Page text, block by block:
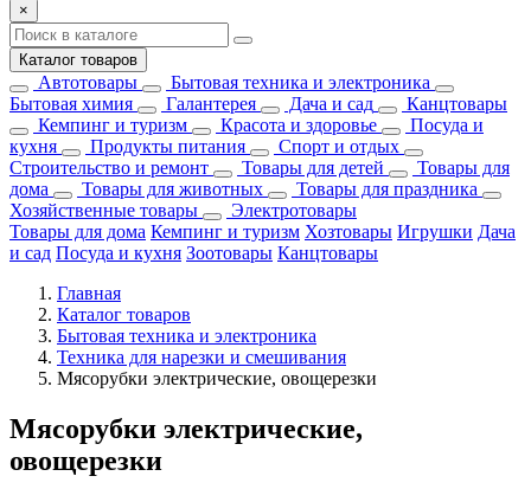
×
Каталог товаров
Автотовары
Бытовая техника и электроника
Бытовая химия
Галантерея Дача и сад
Канцтовары
Кемпинг и туризм
Красота и здоровье
Посуда и
кухня
Продукты питания
Спорт и отдых
Строительство и ремонт
Товары для детей
Товары для
дома
Товары для животных
Товары для праздника
Хозяйственные товары
Электротовары
Товары для дома Кемпинг и туризм Хозтовары Игрушки Дача
и сад Посуда и кухня Зоотовары Канцтовары
Главная
Каталог товаров
Бытовая техника и электроника
Техника для нарезки и смешивания
Мясорубки электрические, овощерезки
Мясорубки электрические,
овощерезки